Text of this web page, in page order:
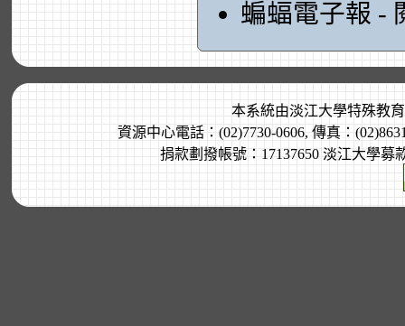
蝙蝠電子報 -
本系統由淡江大學特殊教
資源中心電話：(02)7730-0606, 傳真：
捐款劃撥帳號：17137650 淡江大學